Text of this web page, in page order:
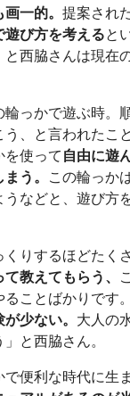
一的。 提案され
遊び方を考えると
と西脇さんは現在
輪っかで遊ぶ時。
、と言われたこ
を使って 自由に遊
う。
この輪っか
うなどと、遊び方
くりするほどたく
教えてもらう、
ことばかりです
少ない。 大人の
と西脇さん。
便利な時代に生ま